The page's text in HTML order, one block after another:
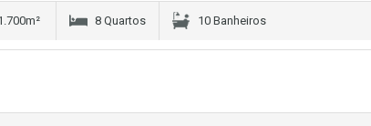
8 Quartos 10 Banheiros